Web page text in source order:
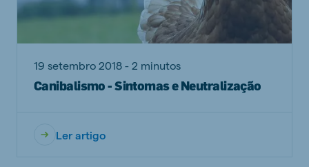
19 setembro 2018 - 2 minutos
Canibalismo - Sintomas e Neutralização
Ler artigo